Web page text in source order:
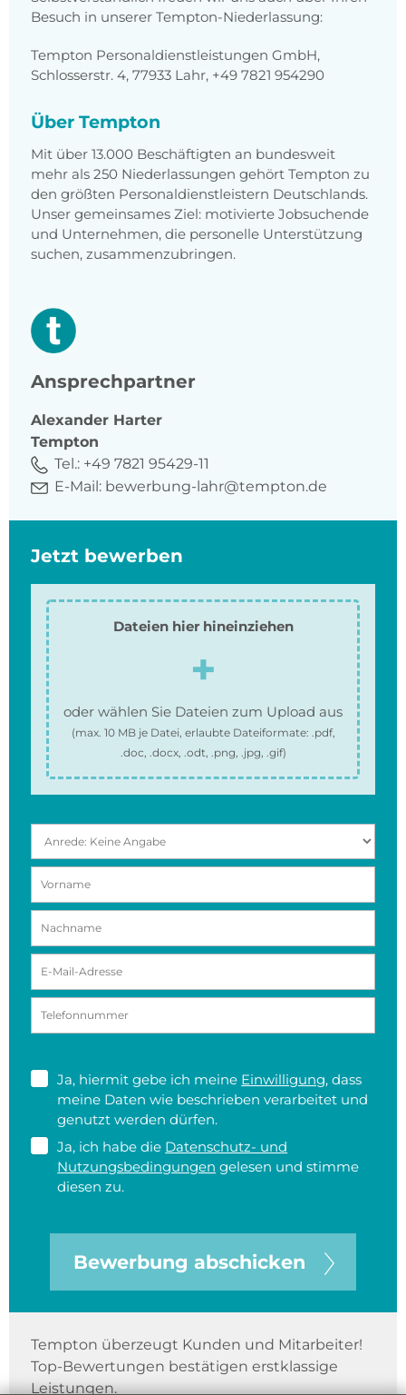
Besuch in unserer Tempton-Niederlassung:
Tempton Personaldienstleistungen GmbH,
Schlosserstr. 4, 77933 Lahr, +49 7821 954290
Über Tempton
Mit über 13.000 Beschäftigten an bundesweit
mehr als 250 Niederlassungen gehört Tempton zu
den größten Personaldienstleistern Deutschlands.
Unser gemeinsames Ziel: motivierte Jobsuchende
und Unternehmen, die personelle Unterstützung
suchen, zusammenzubringen.
Ansprechpartner
Alexander Harter
Tempton
Tel.: +49 7821 95429-11
E-Mail: bewerbung-lahr@tempton.de
Jetzt bewerben
Dateien hier hineinziehen
oder wählen Sie Dateien zum Upload aus
(max. 10 MBje Datei, erlaubte Dateiformate: .pdf,
.doc, .docx, .odt, .png, .jpg, .gif)
Ja, hiermit gebe ich meine Einwilligung, dass
meine Daten wie beschrieben verarbeitet und
genutzt werden dürfen.
Ja, ich habe die Datenschutz- und
Nutzungsbedingungen gelesen und stimme
diesen zu.
Bewerbung abschicken
Tempton überzeugt Kunden und Mitarbeiter!
Top-Bewertungen bestätigen erstklassige
Leistungen.